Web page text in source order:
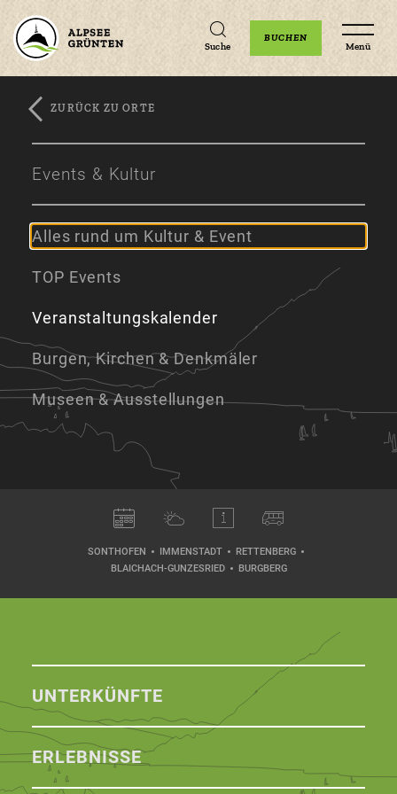
Zum
Zur
Zum
Suche
BUCHEN
Menü
ZURÜCK ZU ORTE
Events & Kultur
Alles rund um Kultur & Event
TOP Events
Veranstaltungskalender
Burgen, Kirchen & Denkmäler
Museen & Ausstellungen
SONTHOFEN IMMENSTADT
RETTENBERG
BLAICHACH-GUNZESRIED
BURGBERG
UNTERKÜNFTE
ERLEBNISSE
Unterkünfte Veranstaltungen